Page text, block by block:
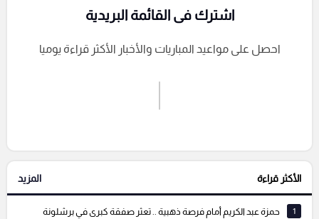
إرسال تعليق
التعليقات السابقة
اشترك فى القائمة البريدية
احصل على مواعيد المباريات والأخبار الأكثر قراءة يوميا
الأكثر قراءة المزيد
1 حمزة عبد الكريم أمام فرصة ذهبية .. تعثر صفقة كبرى في برشلونة